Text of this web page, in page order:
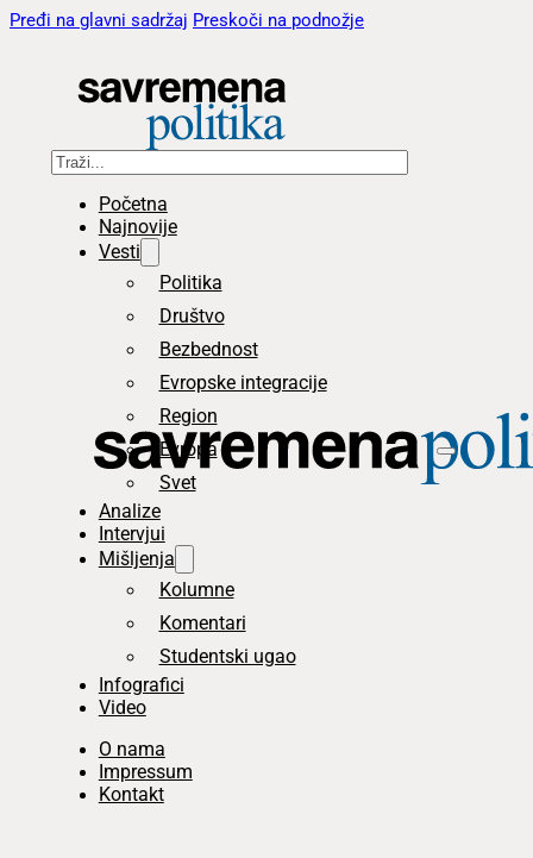
Pređi na glavni sadržaj Preskoči na podnožje
Pretraga
Početna
Najnovije
Vesti
Politika
Društvo
Bezbednost
Evropske integracije
Region
Evropa
Svet
Analize
Intervjui
Mišljenja
Kolumne
Komentari
Studentski ugao
Infografici
Video
O nama
Impressum
Kontakt